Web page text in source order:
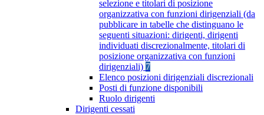
selezione e titolari di posizione
organizzativa con funzioni dirigenziali (da
pubblicare in tabelle che distinguano le
seguenti situazioni: dirigenti, dirigenti
individuati discrezionalmente, titolari di
posizione organizzativa con funzioni
dirigenziali) 7
Elenco posizioni dirigenziali discrezionali
Posti di funzione disponibili
Ruolo dirigenti
Dirigenti cessati